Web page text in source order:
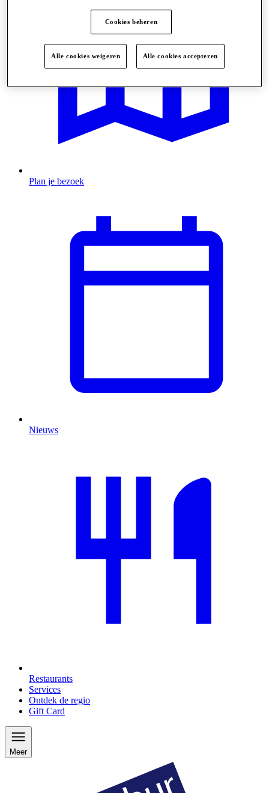
Plan je bezoek
Nieuws
Restaurants
Services
Ontdek de regio
Gift Card
Meer
Cookies beheren
Alle cookies weigeren Alle cookies accepteren